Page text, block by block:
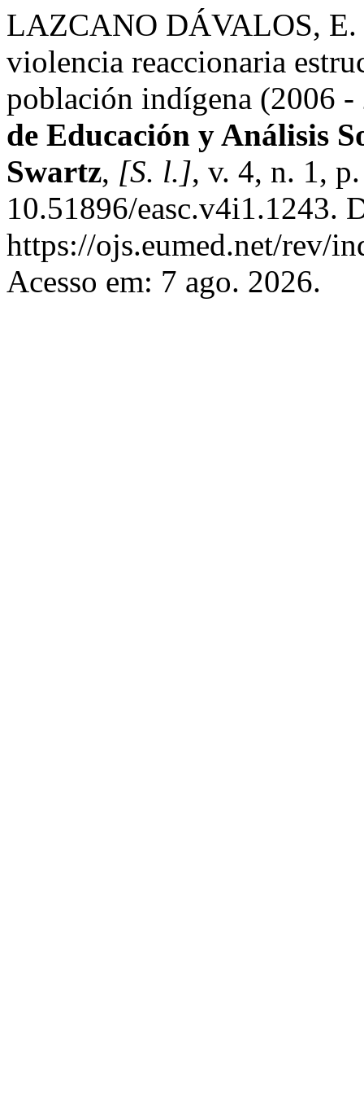
LAZCANO DÁVALOS, E.
violencia reaccionaria
población indígena (2006
de Educación y Análisis
Swartz, [S. l.], v. 4, n. 1,
10.51896/easc.v4i1.1243.
https://ojs.eumed.net/rev/
Acesso em: 7 ago. 2026.